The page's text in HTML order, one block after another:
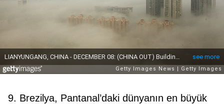
9. Brezilya, Pantanal’daki dünyanın en büyük